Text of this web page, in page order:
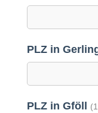
PLZ in
PLZ in Gföll